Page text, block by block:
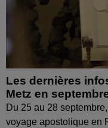
Les dernières
Metz en
Du 25 au 28
voyage apostolique en